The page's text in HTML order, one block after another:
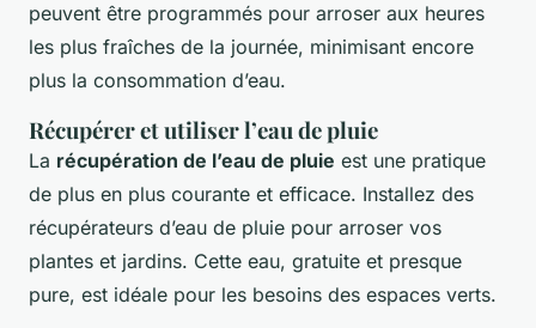
peuvent être programmés pour arroser aux heures
les plus fraîches de la journée, minimisant encore
plus la consommation d’eau.
Récupérer et utiliser l’eau de pluie
La récupération de l’eau de pluie est une pratique
de plus en plus courante et efficace. Installez des
récupérateurs d’eau de pluie pour arroser vos
plantes et jardins. Cette eau, gratuite et presque
pure, est idéale pour les besoins des espaces verts.